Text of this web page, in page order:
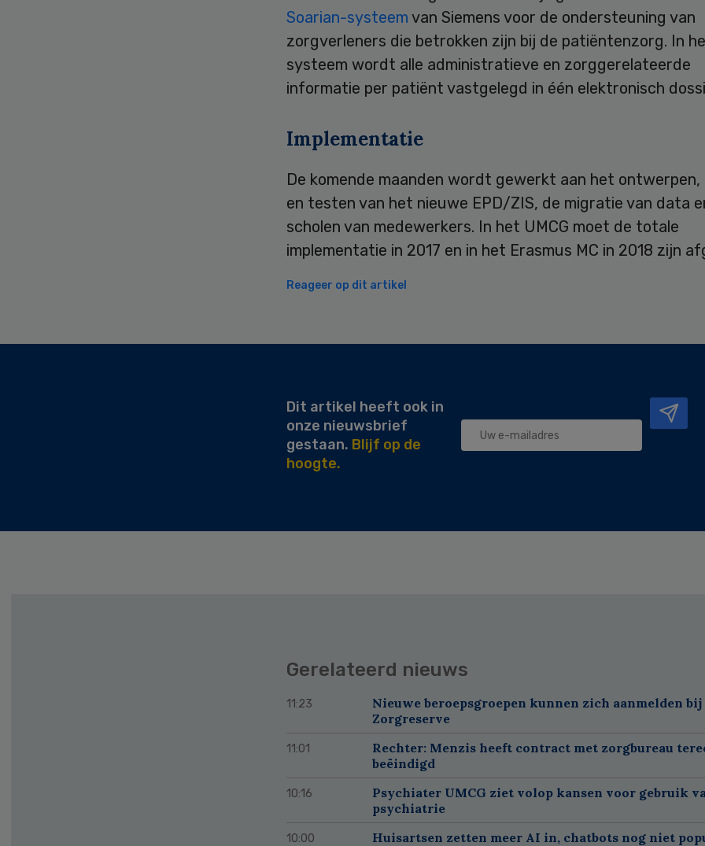
Soarian-systeem van Siemens voor de ondersteuning van
zorgverleners die betrokken zijn bij de patiëntenzorg. In
systeem wordt alle administratieve en zorggerelateerde
informatie per patiënt vastgelegd in één elektronisch
Implementatie
De komende maanden wordt gewerkt aan het
en testen van het nieuwe EPD/ZIS, de migratie van data
scholen van medewerkers. In het UMCG moet de totale
implementatie in 2017 en in het Erasmus MC in 2018 zijn
Reageer op dit artikel
Dit artikel heeft ook in
onze nieuwsbrief
gestaan. Blijf op de
hoogte.
Gerelateerd nieuws
11:23
Nieuwe beroepsgroepen kunnen zich aanmelden
Zorgreserve
11:01
Rechter: Menzis heeft contract met zorgbureau
beëindigd
10:16
Psychiater UMCG ziet volop kansen voor gebruik
psychiatrie
10:00 Huisartsen zetten meer AI in, chatbots nog niet